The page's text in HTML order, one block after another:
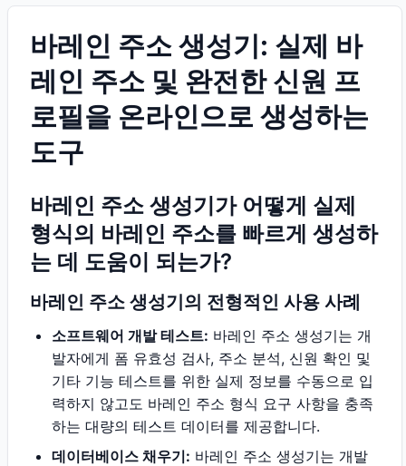
바레인 주소 생성기: 실제 바
레인 주소 및 완전한 신원 프
로필을 온라인으로 생성하는
도구
바레인 주소 생성기가 어떻게 실제
형식의 바레인 주소를 빠르게 생성하
는 데 도움이 되는가?
바레인 주소 생성기의 전형적인 사용 사례
소프트웨어 개발 테스트: 바레인 주소 생성기는 개
발자에게 폼 유효성 검사, 주소 분석, 신원 확인 및
기타 기능 테스트를 위한 실제 정보를 수동으로 입
력하지 않고도 바레인 주소 형식 요구 사항을 충족
하는 대량의 테스트 데이터를 제공합니다.
데이터베이스 채우기: 바레인 주소 생성기는 개발